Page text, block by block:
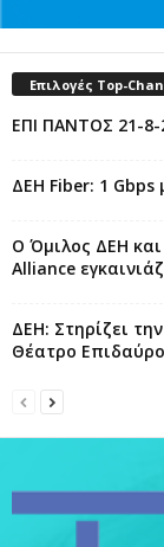
Επιλογές Top-
ΕΠΙ ΠΑΝΤΟΣ 21-8-
ΔΕΗ Fiber: 1
Ο Όμιλος ΔΕΗ
Alliance
ΔΕΗ: Στηρίζει
Θέατρο